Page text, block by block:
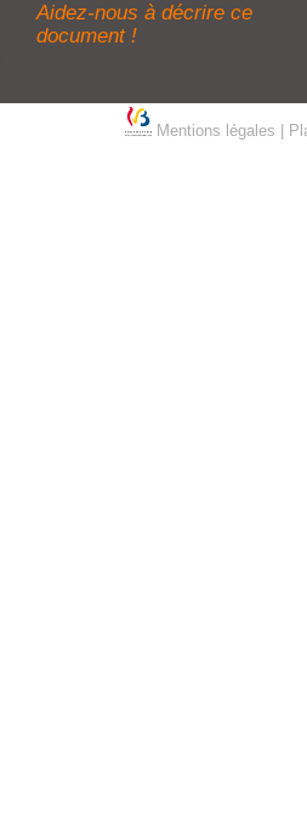
Aidez-nous à décrire ce
document !
Mentions légales